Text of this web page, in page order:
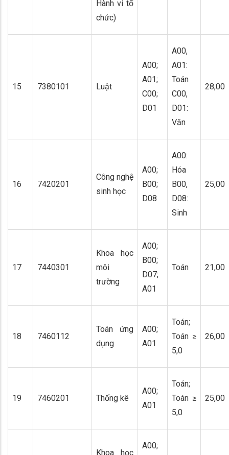
Hành vi tổ
chức)
15 7380101 Luật
A00;
A01;
C00;
D01
A00,
A01:
Toán
C00,
D01:
Văn
28,00
16 7420201
Công nghệ
sinh học
A00;
B00;
D08
A00:
Hóa
B00,
D08:
Sinh
25,00
17 7440301
Khoa học
môi
trường
A00;
B00;
D07;
A01
Toán 21,00
18 7460112
Toán ứng
dụng
A00;
A01
Toán;
Toán ≥
5,0
26,00
19 7460201 Thống kê
A00;
A01
Toán;
Toán ≥
5,0
25,00
Khoa học
A00;